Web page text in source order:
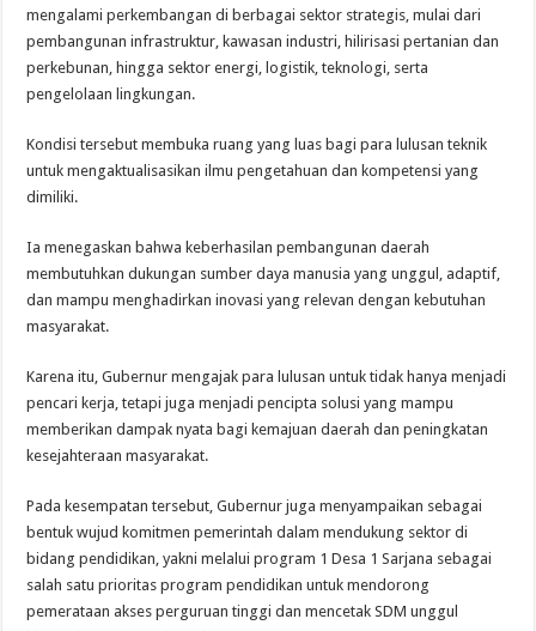
mengalami perkembangan di berbagai sektor strategis, mulai dari
pembangunan infrastruktur, kawasan industri, hilirisasi pertanian dan
perkebunan, hingga sektor energi, logistik, teknologi, serta
pengelolaan lingkungan.
Kondisi tersebut membuka ruang yang luas bagi para lulusan teknik
untuk mengaktualisasikan ilmu pengetahuan dan kompetensi yang
dimiliki.
Ia menegaskan bahwa keberhasilan pembangunan daerah
membutuhkan dukungan sumber daya manusia yang unggul, adaptif,
dan mampu menghadirkan inovasi yang relevan dengan kebutuhan
masyarakat.
Karena itu, Gubernur mengajak para lulusan untuk tidak hanya menjadi
pencari kerja, tetapi juga menjadi pencipta solusi yang mampu
memberikan dampak nyata bagi kemajuan daerah dan peningkatan
kesejahteraan masyarakat.
Pada kesempatan tersebut, Gubernur juga menyampaikan sebagai
bentuk wujud komitmen pemerintah dalam mendukung sektor di
bidang pendidikan, yakni melalui program 1 Desa 1 Sarjana sebagai
salah satu prioritas program pendidikan untuk mendorong
pemerataan akses perguruan tinggi dan mencetak SDM unggul